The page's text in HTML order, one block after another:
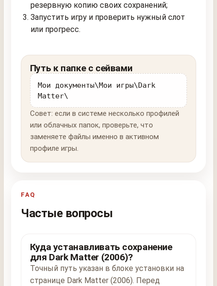
резервную копию своих сохранений;
Запустить игру и проверить нужный слот
или прогресс.
Путь к папке с сейвами
Мои документы\Мои игры\Dark
Matter\
Совет: если в системе несколько профилей
или облачных папок, проверьте, что
заменяете файлы именно в активном
профиле игры.
FAQ
Частые вопросы
Куда устанавливать сохранение
для Dark Matter (2006)?
Точный путь указан в блоке установки на
странице Dark Matter (2006). Перед